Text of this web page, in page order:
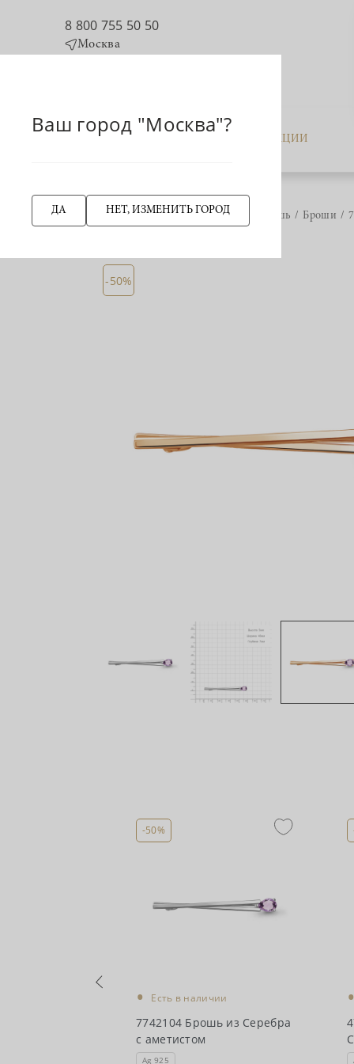
8 800 755 50 50
Москва
КАТАЛОГ АКЦИИ
НАЗАД Главная страница Брошь Броши
-50%
-50%
• Есть в наличии
7742104 Брошь из Серебра
с аметистом
Ag 925
•
Ваш город "Москва"?
ДА НЕТ, ИЗМЕНИТЬ ГОРОД